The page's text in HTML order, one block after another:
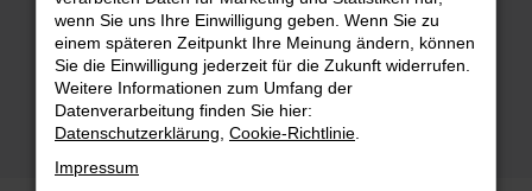
Lieferservice nach
Frankfurt am Main
wenn Sie uns Ihre Einwilligung geben. Wenn Sie zu
einem späteren Zeitpunkt Ihre Meinung ändern, können
Sie die Einwilligung jederzeit für die Zukunft widerrufen.
Weitere Informationen zum Umfang der
Datenverarbeitung finden Sie hier:
Datenschutzerklärung Cookie-Richtlinie
Impressum